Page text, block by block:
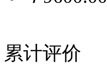
累计评价